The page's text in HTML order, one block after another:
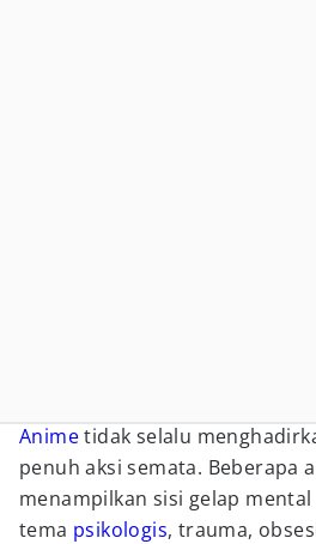
Animetidak selalu
penuh aksi semata. Beberapa
menampilkan sisi gelap
tema psikologis, trauma,